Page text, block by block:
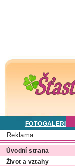
FOTOGALERIE
Reklama:
Úvodní strana
Život a vztahy